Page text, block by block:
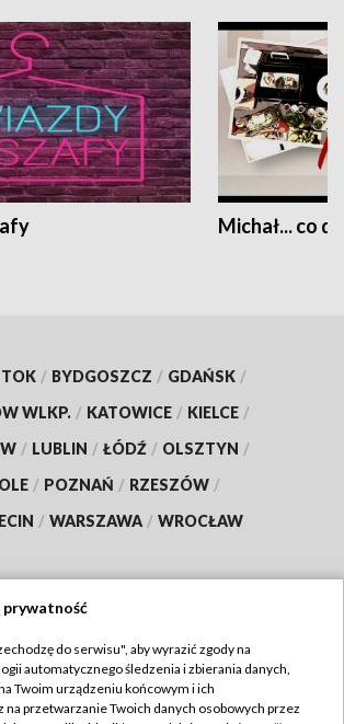
Michał... co
/ BYDGOSZCZ / GDAŃSK /
WLKP. / KATOWICE / KIELCE /
/ LUBLIN / ŁÓDŹ / OLSZTYN /
/ POZNAŃ / RZESZÓW /
/ WARSZAWA / WROCŁAW
TVP
Regulamin TVP
prywatność
do serwisu", aby wyrazić zgody na
automatycznego śledzenia i zbierania danych,
Twoim urządzeniu końcowym i ich
przetwarzanie Twoich danych osobowych przez